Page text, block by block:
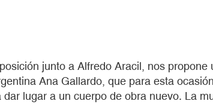
junto a Alfredo Aracil, nos propone
Ana Gallardo, que para esta
lugar a un cuerpo de obra nuevo. La